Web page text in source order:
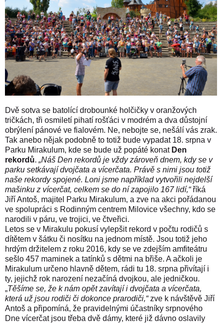
Dvě sotva se batolící drobounké holčičky v oranžových
tričkách, tři osmiletí pihatí rošťáci v modrém a dva důstojní
obrýlení pánové ve fialovém. Ne, nebojte se, nešálí vás zrak.
Tak anebo nějak podobně to totiž bude vypadat 18. srpna v
Parku Mirakulum, kde se bude už popáté konat Den
rekordů. „Náš Den rekordů je vždy zároveň dnem, kdy se v
parku setkávají dvojčata a vícerčata. Právě s nimi jsou totiž
naše rekordy spojené. Loni jsme například vytvořili nejdelší
mašinku z vícerčat, celkem se do ní zapojilo 167 lidí,“říká
Jiří Antoš, majitel Parku Mirakulum, a zve na akci pořádanou
ve spolupráci s Rodinným centrem Milovice všechny, kdo se
narodili v páru, ve trojici, ve čtveřici.
Letos se v Mirakulu pokusí vylepšit rekord v počtu rodičů s
dítětem v šátku či nosítku na jednom místě. Jsou totiž jeho
hrdým držitelem z roku 2016, kdy se ve zdejším amfiteátru
sešlo 457 maminek a tatínků s dětmi na břiše. A ačkoli je
Mirakulum určeno hlavně dětem, rádi tu 18. srpna přivítají i
ty, jejichž rok narození nezačíná dvojkou, ale jedničkou.
„Těšíme se, že k nám opět zavítají i dvojčata a vícerčata,
která už jsou rodiči či dokonce prarodiči,“zve k návštěvě Jiří
Antoš a připomíná, že pravidelnými účastníky srpnového
Dne vícerčat jsou třeba dvě dámy, které již dávno oslavily